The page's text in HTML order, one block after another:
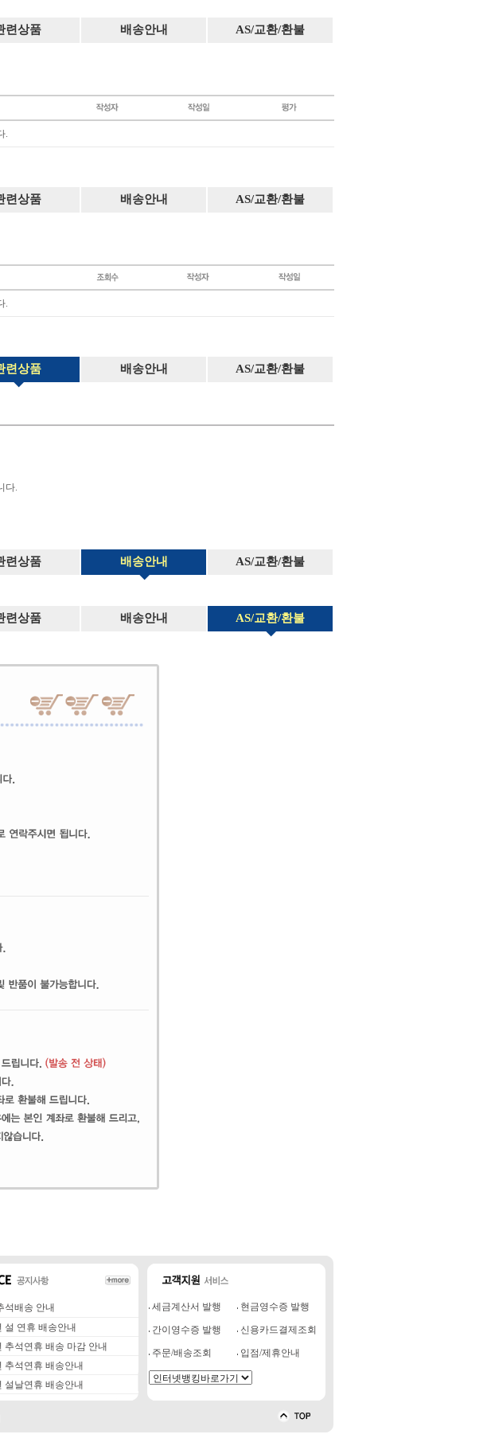
련상품 배송안내 AS/교환/환불
.
련상품 배송안내 AS/교환/환불
.
련상품 배송안내 AS/교환/환불
다.
련상품 배송안내 AS/교환/환불
련상품 배송안내 AS/교환/환불
석배송 안내
설 연휴 배송안내
추석연휴 배송 마감 안내
추석연휴 배송안내
설날연휴 배송안내
세금계산서 발행 현금영수증 발행
간이영수증 발행 신용카드결제조회
주문/배송조회 입점/제휴안내